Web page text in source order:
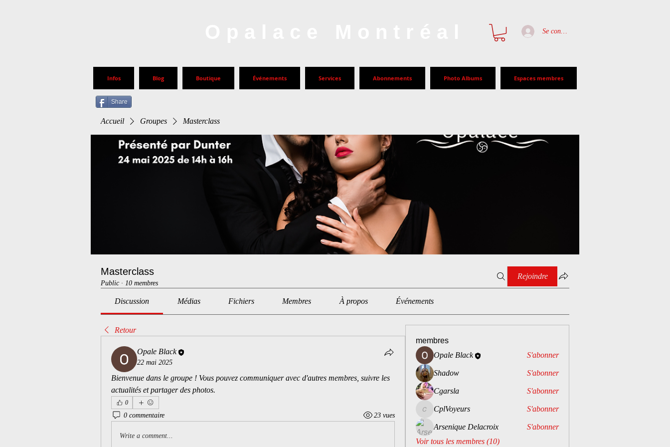
Se connecter
Infos Blog Boutique Événements Services Abonnements Photo Albums Espaces membres
Share
Accueil Groupes Masterclass
Masterclass
Public · 10 membres
Rejoindre
Discussion Médias Fichiers Membres À propos Événements
Retour
Opale Black
22 mai 2025
Bienvenue dans le groupe ! Vous pouvez communiquer avec d'autres membres, suivre les
actualités et partager des photos.
0
0 commentaire 23 vues
Write a comment...
membres
Opale Black
S'abonner
Shadow S'abonner
Cgarsla S'abonner
CplVoyeurs
CplVoyeurs S'abonner
Arsenique Delacroix
S'abonner
Voir tous les membres (10)